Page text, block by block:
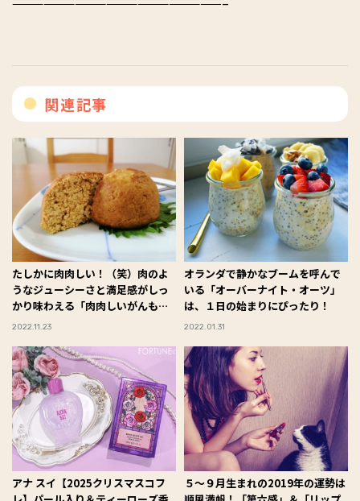
関連記事
たしかに肉肉しい！（笑）肉のよ
うなジューシーさと満足感がしっ
かり味わえる「肉肉しいがんも」
#Omezaトーク
2022.11.23
オランダで静かなブームを呼んで
いる「オーバーナイト・オーツ」
は、１日の始まりにぴったり！
2022.01.31
アナ スイ【2025クリスマスコフ
５〜９月生まれの2019年の運勢は